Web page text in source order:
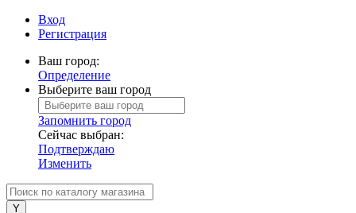
Вход
Регистрация
Ваш город:
Определение
Выберите ваш город
Запомнить город
Сейчас выбран:
Подтверждаю
Изменить